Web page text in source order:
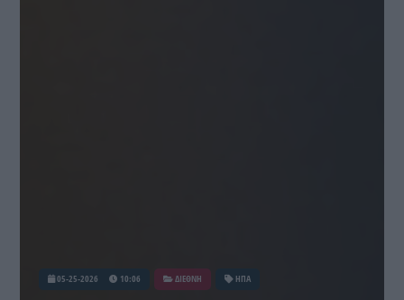
05-25-2026 10:06 ΔΙΕΘΝΗ ΗΠΑ